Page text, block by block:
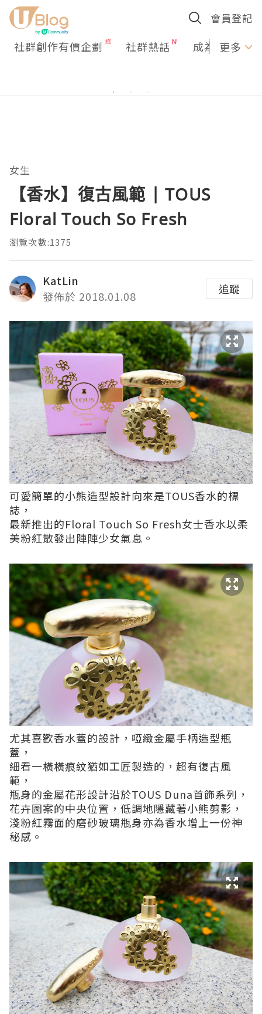
會員登記
社群創作有價企劃 社群熱話 成為U更多
女生
【香水】復古風範 | TOUS
Floral Touch So Fresh
瀏覽次數:1375
KatLin
發佈於 2018.01.08
追蹤
可愛簡單的小熊造型設計向來是TOUS香水的標
誌，
最新推出的Floral Touch So Fresh女士香水以柔
美粉紅散發出陣陣少女氣息。
尤其喜歡香水蓋的設計，啞緻金屬手柄造型瓶
蓋，
細看一橫橫痕紋猶如工匠製造的，超有復古風
範，
瓶身的金屬花形設計沿於TOUS Duna首飾系列，
花卉圖案的中央位置，低調地隱藏著小熊剪影，
淺粉紅霧面的磨砂玻璃瓶身亦為香水增上一份神
秘感。